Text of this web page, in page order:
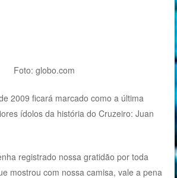
Foto: globo.com
2009 ficará marcado como a última
ídolos da história do Cruzeiro: Juan
registrado nossa gratidão por toda
mostrou com nossa camisa, vale a pena